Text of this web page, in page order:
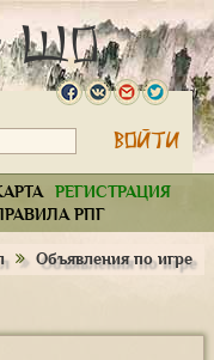
Шо
РЕГИСТРАЦИЯ
РПГ
Объявления по игре